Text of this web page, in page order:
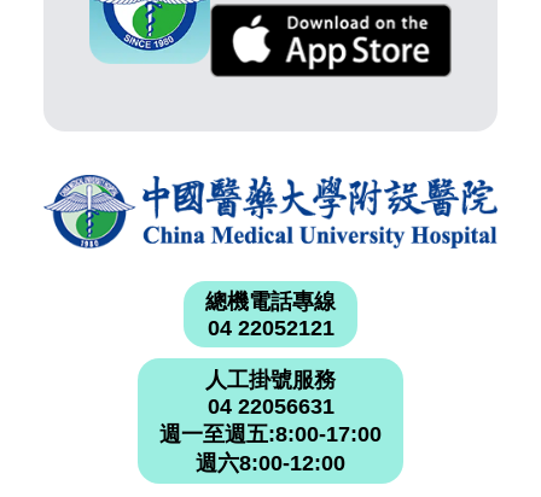
總機電話專線
04 22052121
人工掛號服務
04 22056631
週一至週五:8:00-17:00
週六8:00-12:00